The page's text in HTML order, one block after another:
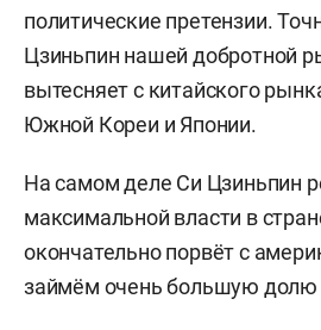
политические претензии.
Цзиньпин нашей добротной
вытесняет с китайского
Южной Кореи и Японии.
На самом деле Си Цзиньпин
максимальной власти в
окончательно порвёт с
займём очень большую долю